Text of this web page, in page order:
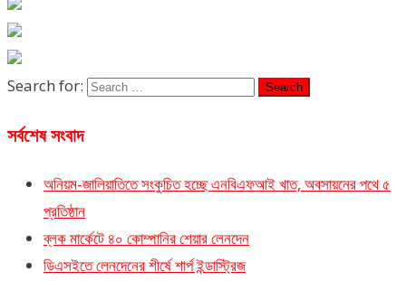
Search for:
সর্বশেষ সংবাদ
অনিয়ম-জালিয়াতিতে সংকুচিত হচ্ছে এনবিএফআই খাত, অবসায়নের পথে ৫
প্রতিষ্ঠান
ব্লক মার্কেটে ৪০ কোম্পানির শেয়ার লেনদেন
ডিএসইতে লেনদেনের শীর্ষে শার্প ইন্ডাস্ট্রিজ